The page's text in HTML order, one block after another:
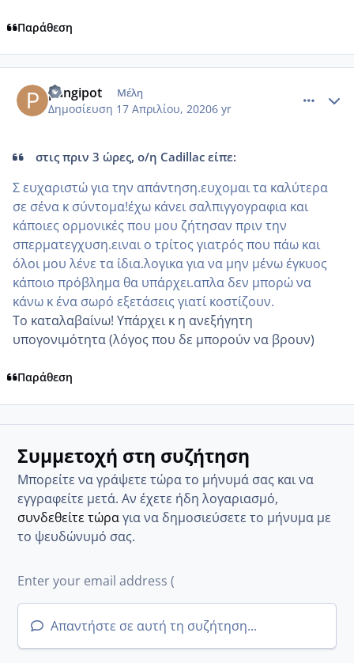
Παράθεση
pangipot Μέλη
Δημοσίευση 17 Απριλίου, 20206 yr
στις πριν 3 ώρες, ο/η Cadillac είπε:
Σ ευχαριστώ για την απάντηση.ευχομαι τα καλύτερα
σε σένα κ σύντομα!έχω κάνει σαλπιγγογραφια και
κάποιες ορμονικές που μου ζήτησαν πριν την
σπερματεγχυση.ειναι ο τρίτος γιατρός που πάω και
όλοι μου λένε τα ίδια.λογικα για να μην μένω έγκυος
κάποιο πρόβλημα θα υπάρχει.απλα δεν μπορώ να
κάνω κ ένα σωρό εξετάσεις γιατί κοστίζουν.
Το καταλαβαίνω! Υπάρχει κ η ανεξήγητη
υπογονιμότητα (λόγος που δε μπορούν να βρουν)
Παράθεση
Συμμετοχή στη συζήτηση
Μπορείτε να γράψετε τώρα το μήνυμά σας και να
εγγραφείτε μετά. Αν έχετε ήδη λογαριασμό,
συνδεθείτε τώραγια να δημοσιεύσετε το μήνυμα με
το ψευδώνυμό σας.
Απαντήστε σε αυτή τη συζήτηση...